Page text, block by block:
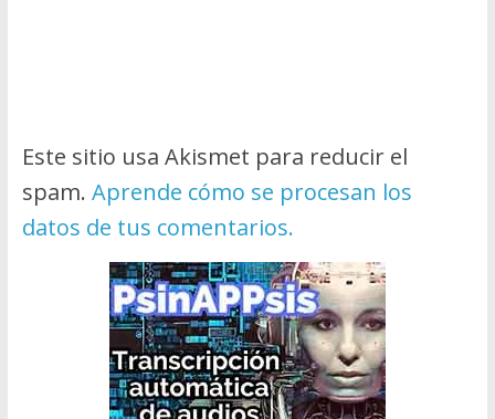
Este sitio usa Akismet para reducir el
spam. Aprende cómo se procesan los
datos de tus comentarios.